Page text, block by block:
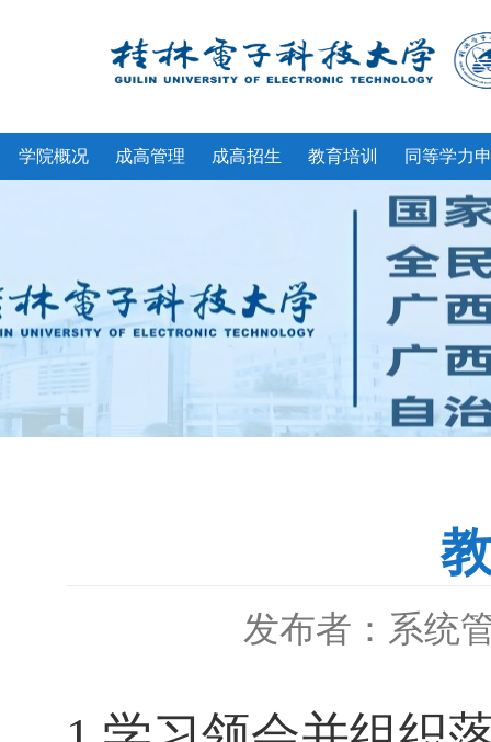
学院概况 成高管理 成高招生 教育培训 同等学力
发布者：系统